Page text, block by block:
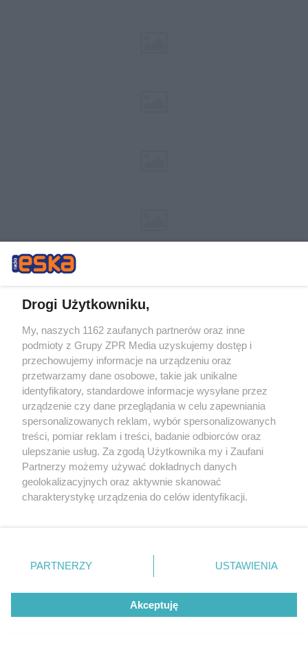
Żaden utwór zamieszczony w serwisie nie może być powielany i
rozpowszechniany lub dalej rozpowszechniany w jakikolwiek sposób (w
tym także elektroniczny lub mechaniczny) na jakimkolwiek polu
eksploatacji w jakiejkolwiek formie, włącznie z umieszczaniem w
Internecie bez pisemnej zgody właściciela praw. Jakiekolwiek użycie lub
wykorzystanie utworów w całości lub w części z naruszeniem prawa,
tzn. bez właściwej zgody, jest zabronione pod groźbą kary i może być
ścigane prawnie.
© 2026 Grupa ZPR Media
Drogi Użytkowniku,
My, naszych 1162 zaufanych partnerów oraz inne
podmioty z Grupy ZPR Media uzyskujemy dostęp i
przechowujemy informacje na urządzeniu oraz
przetwarzamy dane osobowe, takie jak unikalne
identyfikatory, standardowe informacje wysyłane przez
urządzenie czy dane przeglądania w celu zapewniania
spersonalizowanych reklam, wybór spersonalizowanych
treści, pomiar reklam i treści, badanie odbiorców oraz
ulepszanie usług. Za zgodą Użytkownika my i Zaufani
Partnerzy możemy używać dokładnych danych
geolokalizacyjnych oraz aktywnie skanować
charakterystykę urządzenia do celów identyfikacji.
zmienić/wycofać klikając przycisk ustawień prywatności
znajdujący się w lewym dolnym rogu strony
rodzaje przetwarzania danych nie wymagają zgody
użytkownika, ale masz prawo sprzeciwić się takiemu
przetwarzaniu. Preferencje będą miały zastosowanie tylko
PARTNERZY USTAWIENIA
Akceptuję